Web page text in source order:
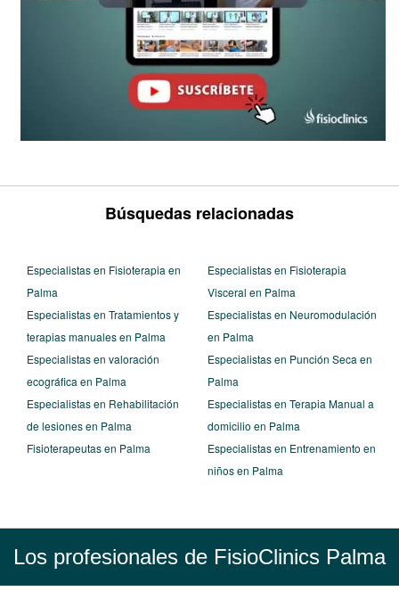
Búsquedas relacionadas
Especialistas en Fisioterapia en
Palma
Especialistas en Tratamientos y
terapias manuales en Palma
Especialistas en valoración
ecográfica en Palma
Especialistas en Rehabilitación
de lesiones en Palma
Fisioterapeutas en Palma
Especialistas en Fisioterapia
Visceral en Palma
Especialistas en Neuromodulación
en Palma
Especialistas en Punción Seca en
Palma
Especialistas en Terapia Manual a
domicilio en Palma
Especialistas en Entrenamiento en
niños en Palma
Los profesionales de FisioClinics Palma